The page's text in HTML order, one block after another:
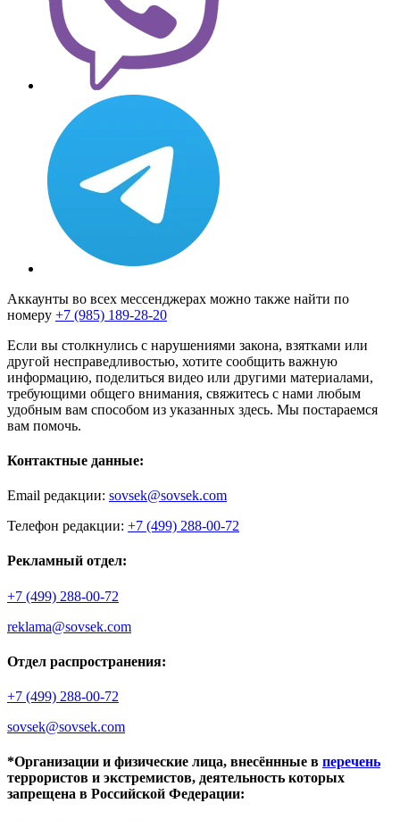
Аккаунты во всех мессенджерах можно также найти по
номеру +7 (985) 189-28-20
Если вы столкнулись с нарушениями закона, взятками или
другой несправедливостью, хотите сообщить важную
информацию, поделиться видео или другими материалами,
требующими общего внимания, свяжитесь с нами любым
удобным вам способом из указанных здесь. Мы постараемся
вам помочь.
Контактные данные:
Email редакции: sovsek@sovsek.com
Телефон редакции: +7 (499) 288-00-72
Рекламный отдел:
+7 (499) 288-00-72
reklama@sovsek.com
Отдел распространения:
+7 (499) 288-00-72
sovsek@sovsek.com
*Организации и физические лица, внесённные в перечень
террористов и экстремистов, деятельность которых
запрещена в Российской Федерации: